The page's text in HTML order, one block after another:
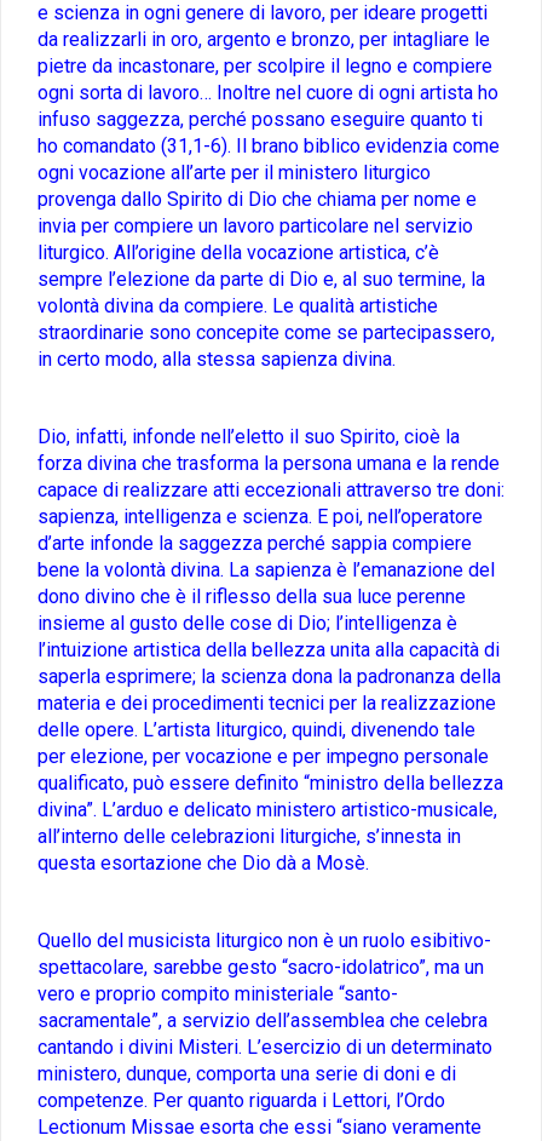
e scienza in ogni genere di lavoro, per ideare progetti
da realizzarli in oro, argento e bronzo, per intagliare le
pietre da incastonare, per scolpire il legno e compiere
ogni sorta di lavoro… Inoltre nel cuore di ogni artista ho
infuso saggezza, perché possano eseguire quanto ti
ho comandato (31,1-6). Il brano biblico evidenzia come
ogni vocazione all’arte per il ministero liturgico
provenga dallo Spirito di Dio che chiama per nome e
invia per compiere un lavoro particolare nel servizio
liturgico. All’origine della vocazione artistica, c’è
sempre l’elezione da parte di Dio e, al suo termine, la
volontà divina da compiere. Le qualità artistiche
straordinarie sono concepite come se partecipassero,
in certo modo, alla stessa sapienza divina.
Dio, infatti, infonde nell’eletto il suo Spirito, cioè la
forza divina che trasforma la persona umana e la rende
capace di realizzare atti eccezionali attraverso tre doni:
sapienza, intelligenza e scienza. E poi, nell’operatore
d’arte infonde la saggezza perché sappia compiere
bene la volontà divina. La sapienza è l’emanazione del
dono divino che è il riflesso della sua luce perenne
insieme al gusto delle cose di Dio; l’intelligenza è
l’intuizione artistica della bellezza unita alla capacità di
saperla esprimere; la scienza dona la padronanza della
materia e dei procedimenti tecnici per la realizzazione
delle opere. L’artista liturgico, quindi, divenendo tale
per elezione, per vocazione e per impegno personale
qualificato, può essere definito “ministro della bellezza
divina”. L’arduo e delicato ministero artistico-musicale,
all’interno delle celebrazioni liturgiche, s’innesta in
questa esortazione che Dio dà a Mosè.
Quello del musicista liturgico non è un ruolo esibitivo-
spettacolare, sarebbe gesto “sacro-idolatrico”, ma un
vero e proprio compito ministeriale “santo-
sacramentale”, a servizio dell’assemblea che celebra
cantando i divini Misteri. L’esercizio di un determinato
ministero, dunque, comporta una serie di doni e di
competenze. Per quanto riguarda i Lettori, l’Ordo
Lectionum Missae esorta che essi “siano veramente